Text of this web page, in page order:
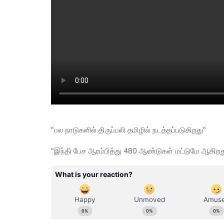
"பல நாடுகளில் திருப்பலி தமிழில் நடத்தப்படுகிறது"
"இந்தி பேச ஆரம்பித்து 480 ஆண்டுகள் மட்டுமே